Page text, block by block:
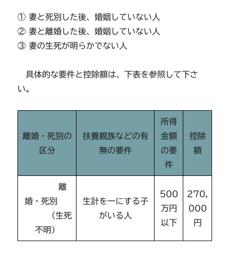
① 妻と死別した後、婚姻していない人
② 妻と離婚した後、婚姻していない人
③ 妻の生死が明らかでない人
具体的な要件と控除額は、下表を参照して下さ
い。
離婚・死別の
区分
扶養親族などの有
無の要件
所得
金額
の要
件
控除
額
離
婚・死別
（生死
不明）
生計を一にする子
がいる人
500
万円
以下
270,
000
円